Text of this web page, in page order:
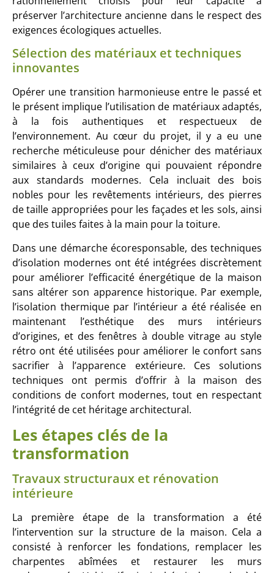
préserver l’architecture ancienne dans le respect des
exigences écologiques actuelles.
Sélection des matériaux et techniques
innovantes
Opérer une transition harmonieuse entre le passé et
le présent implique l’utilisation de matériaux adaptés,
à la fois authentiques et respectueux de
l’environnement. Au cœur du projet, il y a eu une
recherche méticuleuse pour dénicher des matériaux
similaires à ceux d’origine qui pouvaient répondre
aux standards modernes. Cela incluait des bois
nobles pour les revêtements intérieurs, des pierres
de taille appropriées pour les façades et les sols, ainsi
que des tuiles faites à la main pour la toiture.
Dans une démarche écoresponsable, des techniques
d’isolation modernes ont été intégrées discrètement
pour améliorer l’efficacité énergétique de la maison
sans altérer son apparence historique. Par exemple,
l’isolation thermique par l’intérieur a été réalisée en
maintenant l’esthétique des murs intérieurs
d’origines, et des fenêtres à double vitrage au style
rétro ont été utilisées pour améliorer le confort sans
sacrifier à l’apparence extérieure. Ces solutions
techniques ont permis d’offrir à la maison des
conditions de confort modernes, tout en respectant
l’intégrité de cet héritage architectural.
Les étapes clés de la
transformation
Travaux structuraux et rénovation
intérieure
La première étape de la transformation a été
l’intervention sur la structure de la maison. Cela a
consisté à renforcer les fondations, remplacer les
charpentes abîmées et restaurer les murs